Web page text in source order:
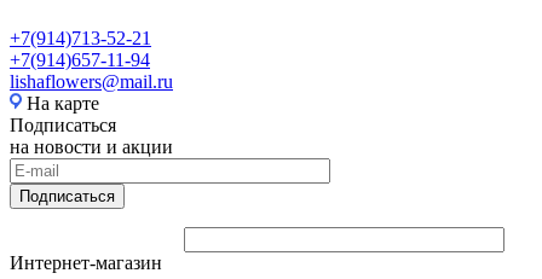
+7(914)713-52-21
+7(914)657-11-94
lishaflowers@mail.ru
На карте
Подписаться
на новости и акции
Подписаться
Интернет-магазин